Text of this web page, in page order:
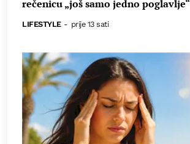
rečenicu „još samo jedno poglavlje“
LIFESTYLE - prije 13 sati